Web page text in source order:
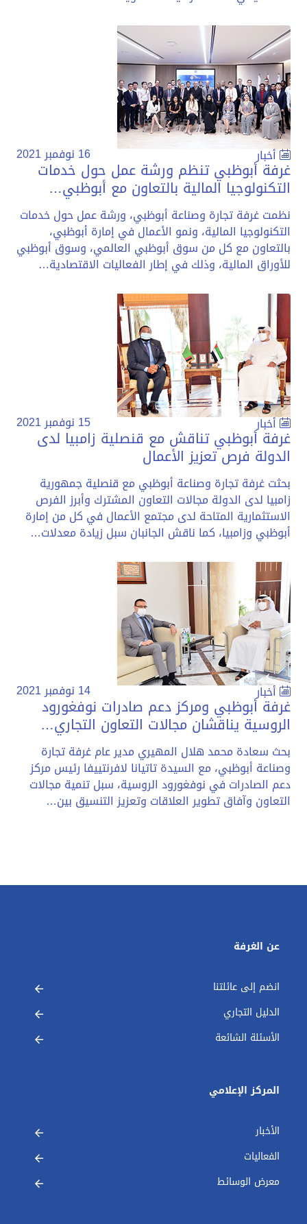
أخبار 16 نوفمبر 2021
غرفة أبوظبي تنظم ورشة عمل حول خدمات
التكنولوجيا المالية بالتعاون مع أبوظبي…
نظمت غرفة تجارة وصناعة أبوظبي، ورشة عمل حول خدمات
التكنولوجيا المالية، ونمو الأعمال في إمارة أبوظبي،
بالتعاون مع كل من سوق أبوظبي العالمي، وسوق أبوظبي
للأوراق المالية، وذلك في إطار الفعاليات الاقتصادية…
أخبار 15 نوفمبر 2021
غرفة أبوظبي تناقش مع قنصلية زامبيا لدى
الدولة فرص تعزيز الأعمال
بحثت غرفة تجارة وصناعة أبوظبي مع قنصلية جمهورية
زامبيا لدى الدولة مجالات التعاون المشترك وأبرز الفرص
الاستثمارية المتاحة لدى مجتمع الأعمال في كل من إمارة
أبوظبي وزامبيا، كما ناقش الجانبان سبل زيادة معدلات…
أخبار 14 نوفمبر 2021
غرفة أبوظبي ومركز دعم صادرات نوفغورود
الروسية يناقشان مجالات التعاون التجاري…
بحث سعادة محمد هلال المهيري مدير عام غرفة تجارة
وصناعة أبوظبي، مع السيدة تاتيانا لافرنتييفا رئيس مركز
دعم الصادرات في نوفغورود الروسية، سبل تنمية مجالات
التعاون وآفاق تطوير العلاقات وتعزيز التنسيق بين…
عن الغرفة
انضم إلى عائلتنا
الدليل التجاري
الأسئلة الشائعة
المركز الإعلامي
الأخبار
الفعاليات
معرض الوسائط